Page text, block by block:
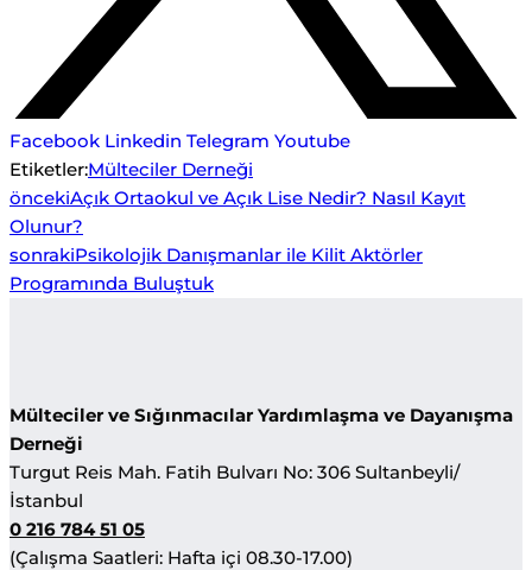
Facebook Linkedin Telegram Youtube
Etiketler:Mülteciler Derneği
öncekiAçık Ortaokul ve Açık Lise Nedir? Nasıl Kayıt
Olunur?
sonrakiPsikolojik Danışmanlar ile Kilit Aktörler
Programında Buluştuk
Mülteciler ve Sığınmacılar Yardımlaşma ve Dayanışma
Derneği
Turgut Reis Mah. Fatih Bulvarı No: 306 Sultanbeyli/
İstanbul
0 216 784 51 05
(Çalışma Saatleri: Hafta içi 08.30-17.00)